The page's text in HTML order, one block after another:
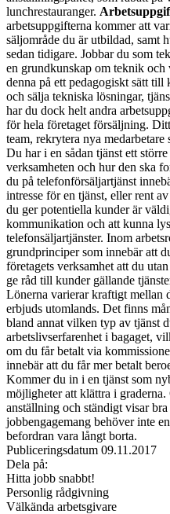
lunchrestauranger.
arbetsuppgifterna kommer att
säljområde du är utbildad, samt
sedan tidigare. Jobbar du som
en grundkunskap om teknik och
denna på ett pedagogiskt sätt till
och sälja tekniska lösningar,
har du dock helt andra
för hela företaget försäljning.
team, rekrytera nya medarbetare
Du har i en sådan tjänst ett
verksamheten och hur den ska
du på telefonförsäljartjänst
intresse för en tjänst, eller rent
du ger potentiella kunder är
kommunikation och att kunna
telefonsäljartjänster. Inom
grundprinciper som innebär att
företagets verksamhet att du
ge råd till kunder gällande
Lönerna varierar kraftigt mellan
erbjuds utomlands. Det finns
bland annat vilken typ av tjänst
arbetslivserfarenhet i bagaget,
om du får betalt via
innebär att du får mer betalt
Kommer du in i en tjänst som
möjligheter att klättra i
anställning och ständigt visar
jobbengagemang behöver inte
befordran vara långt borta.
Publiceringsdatum 09.11.2017
Dela på:
Hitta jobb snabbt!
Personlig rådgivning
Välkända arbetsgivare